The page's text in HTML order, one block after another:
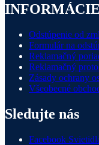
INFORMÁCIE
Odstúpenie od
Formulár na
Reklamačný
Reklamačný
Zásady ochrany
Všeobecné
Sledujte nás
Facebook